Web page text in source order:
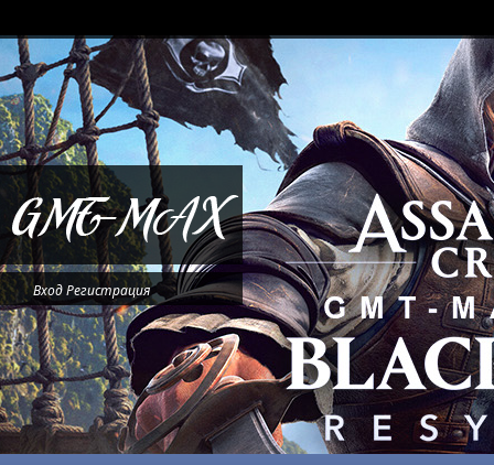
ВходРегистрация